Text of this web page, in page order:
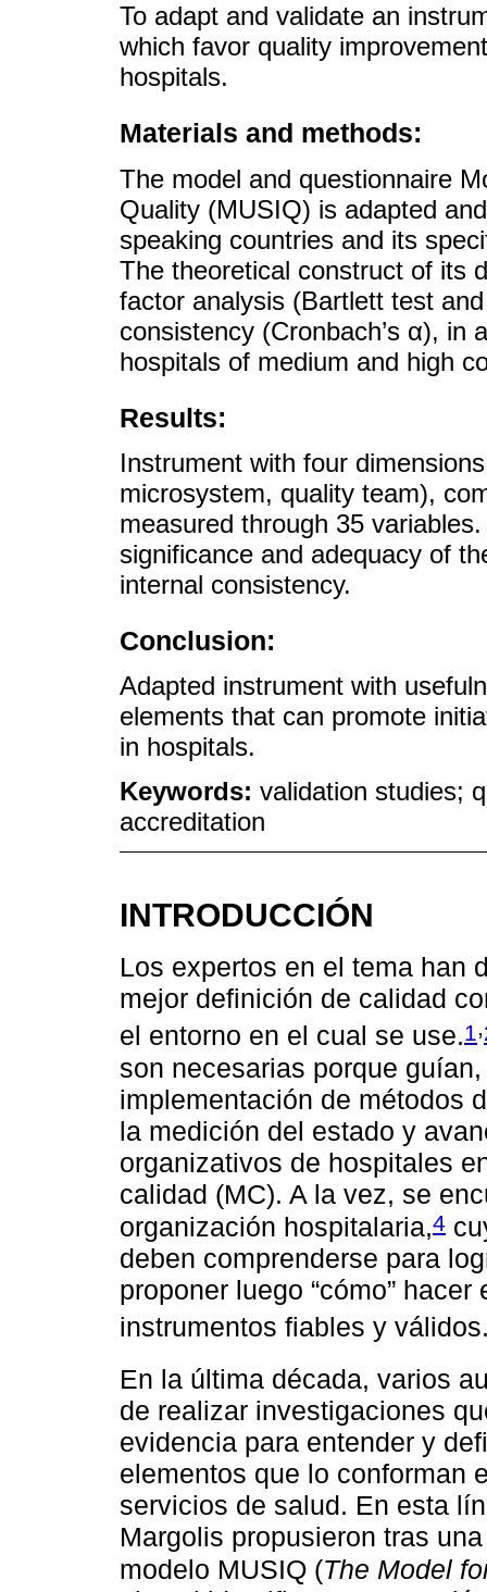
To adapt and validate an
which favor quality
hospitals.
Materials and methods:
The model and questionnaire
Quality (MUSIQ) is adapted
speaking countries and its
The theoretical construct of its
factor analysis (Bartlett test
consistency (Cronbach’s α), in
hospitals of medium and high
Results:
Instrument with four
microsystem, quality team),
measured through 35
significance and adequacy of
internal consistency.
Conclusion:
Adapted instrument with
elements that can promote
in hospitals.
Keywords: validation studies;
accreditation
INTRODUCCIÓN
Los expertos en el tema han
mejor definición de calidad
el entorno en el cual se use.1 ,
son necesarias porque
implementación de métodos
la medición del estado y
organizativos de hospitales
calidad (MC). A la vez, se
organización hospitalaria,4
deben comprenderse para
proponer luego “cómo”
instrumentos fiables y
En la última década, varios
de realizar investigaciones
evidencia para entender y
elementos que lo conforman
servicios de salud. En esta
Margolis propusieron tras
modelo MUSIQ (The Model